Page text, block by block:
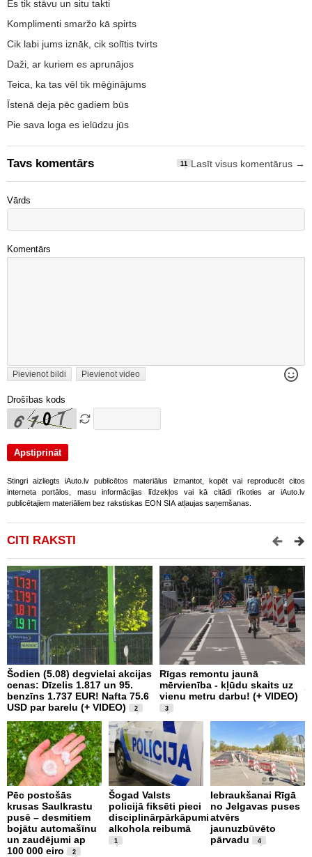
Es tik stāvu un situ takti
Komplimenti smaržo kā spirts
Cik labi jums iznāk, cik solītis tvirts
Daži, ar kuriem es aprunājos
Teica, ka tas vēl tik mēģinājums
Īstenā deja pēc gadiem būs
Pie sava loga es ielūdzu jūs
Tavs komentārs 11 Lasīt visus komentārus →
Vārds
Komentārs
Pievienot bildi Pievienot video
Drošības kods
Stingri aizliegts iAuto.lv publicētos materiālus izmantot, kopēt vai reproducēt citos
interneta portālos, masu informācijas līdzekļos vai kā citādi rīkoties ar iAuto.lv
publicētajiem materiāliem bez rakstiskas EON SIA atļaujas saņemšanas.
CITI RAKSTI
Šodien (5.08) degvielai akcijas
cenas: Dīzelis 1.817 un 95.
benzīns 1.737 EUR! Nafta 75.6
USD par barelu (+ VIDEO)
2
Rīgas remontu jaunā
mērvienība - kļūdu skaits uz
vienu metru darbu! (+ VIDEO)
3
Pēc postošās
krusas Saulkrastu
pusē – desmitiem
bojātu automašīnu
un zaudējumi ap
100 000 eiro
2
Šogad Valsts
policijā fiksēti pieci
disciplinārpārkāpumi
alkohola reibumā
1
Iebraukšanai Rīgā
no Jelgavas puses
atvērs
jaunuzbūvēto
pārvadu
4